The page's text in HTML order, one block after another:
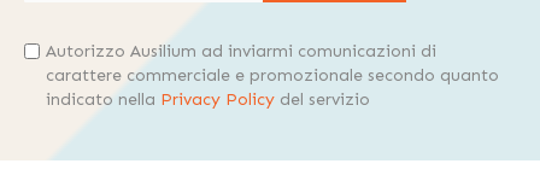
Autorizzo Ausilium ad inviarmi comunicazioni di
carattere commerciale e promozionale secondo quanto
indicato nella Privacy Policy del servizio